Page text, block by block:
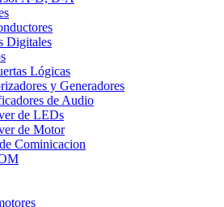
Digitales
Lógicas
y Generadores
de Audio
de LEDs
de Motor
Cominicacion